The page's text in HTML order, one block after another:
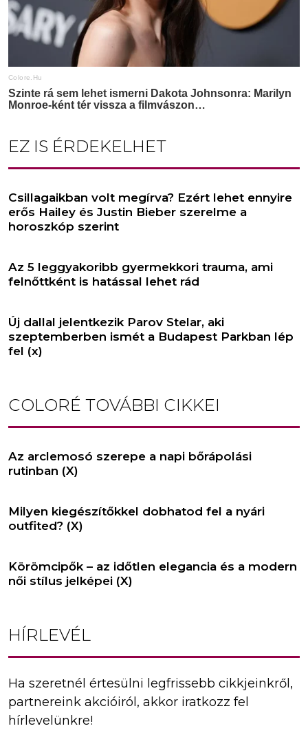
EZ IS ÉRDEKELHET
Csillagaikban volt megírva? Ezért lehet ennyire
erős Hailey és Justin Bieber szerelme a
horoszkóp szerint
Az 5 leggyakoribb gyermekkori trauma, ami
felnőttként is hatással lehet rád
Új dallal jelentkezik Parov Stelar, aki
szeptemberben ismét a Budapest Parkban lép
fel (x)
COLORÉ TOVÁBBI CIKKEI
Az arclemosó szerepe a napi bőrápolási
rutinban (X)
Milyen kiegészítőkkel dobhatod fel a nyári
outfited? (X)
Körömcipők – az időtlen elegancia és a modern
női stílus jelképei (X)
HÍRLEVÉL
Ha szeretnél értesülni legfrissebb cikkjeinkről,
partnereink akcióiról, akkor iratkozz fel
hírlevelünkre!